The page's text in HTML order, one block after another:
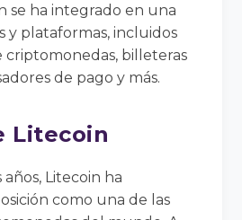
se ha integrado en una
y plataformas, incluidos
criptomonedas, billeteras
de pago y más.
Litecoin
Litecoin ha
como una de las